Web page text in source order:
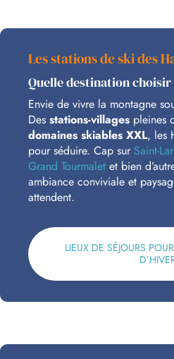
Les stations de ski des
Quelle destination choisir
Envie de vivre la montagne
Des stations-villages pleines
domaines skiables XXL, les
pour séduire. Cap sur Saint-
Grand Tourmalet et bien
ambiance conviviale et
attendent.
LIEUX DE SÉJOURS